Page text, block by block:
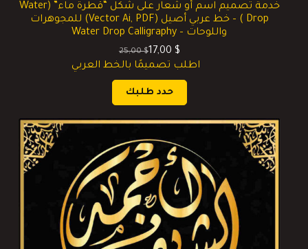
خدمة تصميم اسم أو شعار على شكل “قطرة ماء” (Water
Drop ) – خط عربي أصيل (Vector Ai, PDF) للمجوهرات
واللوحات – Water Drop Calligraphy
25,00$السعر
الأصلي
هو:
25,00 $.
17,00 $
السعر
الحالي
هو:
17,00 $.
اطلب تصميمًا بالخط العربي
حدد طلبك